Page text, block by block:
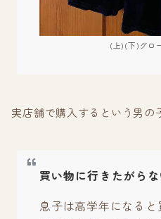
(上)(下)グロ
実店舗で購入するという男の
買い物に行きたがらな
息子は高学年になる